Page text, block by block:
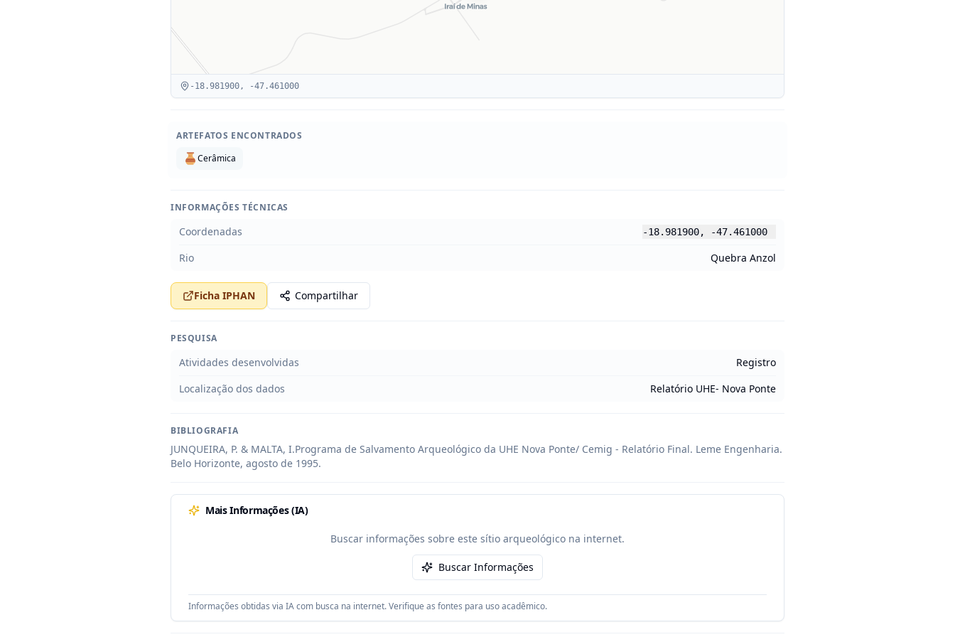
-18.981900, -47.461000
ARTEFATOS ENCONTRADOS
Cerâmica
INFORMAÇÕES TÉCNICAS
Coordenadas -18.981900, -47.461000
Rio Quebra Anzol
Ficha IPHAN Compartilhar
PESQUISA
Atividades desenvolvidas
Registro
Localização dos dados
Relatório UHE- Nova Ponte
BIBLIOGRAFIA
JUNQUEIRA, P. & MALTA, I.Programa de Salvamento Arqueológico da UHE Nova Ponte/ Cemig - Relatório Final. Leme Engenharia.
Belo Horizonte, agosto de 1995.
Mais Informações (IA)
Buscar informações sobre este sítio arqueológico na internet.
Buscar Informações
Informações obtidas via IA com busca na internet. Verifique as fontes para uso acadêmico.